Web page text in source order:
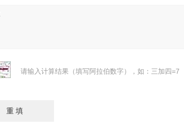
请输入计算结果（填写阿拉伯数字），如：三加四=7